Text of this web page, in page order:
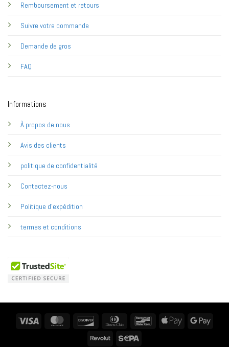
Remboursement et retours
Suivre votre commande
Demande de gros
FAQ
Informations
À propos de nous
Avis des clients
politique de confidentialité
Contactez-nous
Politique d'expédition
termes et conditions
MasterCard Discover
Dinners
BancontactApple
Revolut